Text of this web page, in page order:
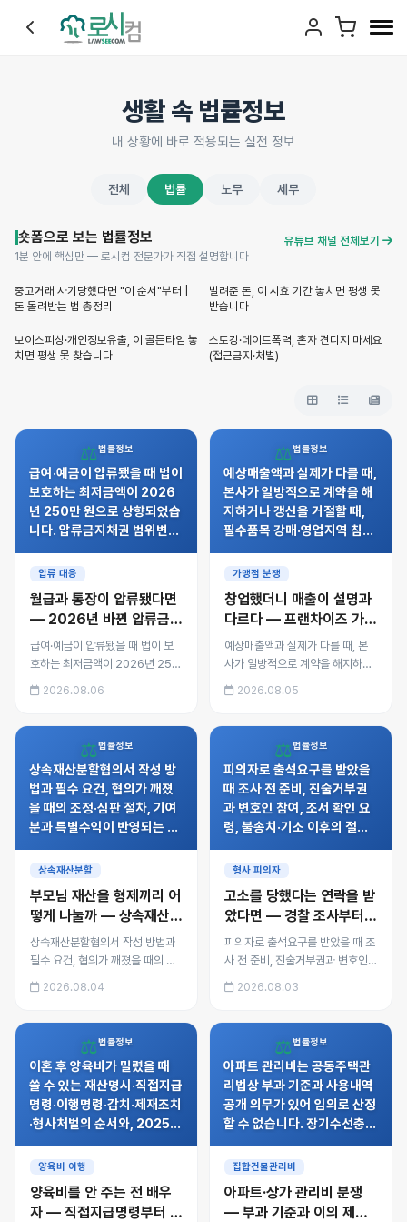
생활 속 법률정보
내 상황에 바로 적용되는 실전 정보
전체 법률 노무 세무
숏폼으로 보는 법률정보
유튜브 채널 전체보기
1분 안에 핵심만 — 로시컴 전문가가 직접 설명합니다
Shorts
중고거래 사기당했다면 "이 순서"부터 |
돈 돌려받는 법 총정리
Shorts
빌려준 돈, 이 시효 기간 놓치면 평생 못
받습니다
Shorts
보이스피싱·개인정보유출, 이 골든타임 놓
치면 평생 못 찾습니다
Shorts
스토킹·데이트폭력, 혼자 견디지 마세요
(접근금지·처벌)
⚖️법률정보
급여·예금이 압류됐을 때 법이
보호하는 최저금액이 2026
년 250만 원으로 상향되었습
니다. 압류금지채권 범위변경
통장이 막혔을 때 당장 해야
압류 대응
월급과 통장이 압류됐다면
— 2026년 바뀐 압류금지
기준과 되돌리는 방법
급여·예금이 압류됐을 때 법이 보
호하는 최저금액이 2026년 250
만 원으로 상향되었습니다. 압류금
지채권 범위변경 신청, 압류 해제
2026.08.06
⚖️법률정보
예상매출액과 실제가 다를 때,
본사가 일방적으로 계약을 해
지하거나 갱신을 거절할 때,
필수품목 강매·영업지역 침해
있는 법적 수단과 증거 확보
가맹점 분쟁
창업했더니 매출이 설명과
다르다 — 프랜차이즈 가맹
점주가 쓸 수 있는 권리
예상매출액과 실제가 다를 때, 본
사가 일방적으로 계약을 해지하거
나 갱신을 거절할 때, 필수품목 강
매·영업지역 침해가 있을 때 가맹
2026.08.05
⚖️법률정보
상속재산분할협의서 작성 방
법과 필수 요건, 협의가 깨졌
을 때의 조정·심판 절차, 기여
분과 특별수익이 반영되는 방
서를 사례로 정리했습니다.
상속재산분할
부모님 재산을 형제끼리 어
떻게 나눌까 — 상속재산분
할협의와 분할심판 절차
상속재산분할협의서 작성 방법과
필수 요건, 협의가 깨졌을 때의 조
정·심판 절차, 기여분과 특별수익
이 반영되는 방식, 부동산·예금·빚
2026.08.04
⚖️법률정보
피의자로 출석요구를 받았을
때 조사 전 준비, 진술거부권
과 변호인 참여, 조서 확인 요
령, 불송치·기소 이후의 절차
리했습니다.
형사 피의자
고소를 당했다는 연락을 받
았다면 — 경찰 조사부터
불송치·기소까지 대응 순서
피의자로 출석요구를 받았을 때 조
사 전 준비, 진술거부권과 변호인
참여, 조서 확인 요령, 불송치·기소
이후의 절차와 합의·공탁까지 단계
2026.08.03
⚖️법률정보
이혼 후 양육비가 밀렸을 때
쓸 수 있는 재산명시·직접지급
명령·이행명령·감치·제재조치
·형사처벌의 순서와, 2025년
까지 상담 사례로 정리했습니
양육비 이행
양육비를 안 주는 전 배우
자 — 직접지급명령부터 감
⚖️법률정보
아파트 관리비는 공동주택관
리법상 부과 기준과 사용내역
공개 의무가 있어 임의로 산정
할 수 없습니다. 장기수선충당
절차, 관리사무소 회계 감사
집합건물관리비
아파트·상가 관리비 분쟁
— 부과 기준과 이의 제기